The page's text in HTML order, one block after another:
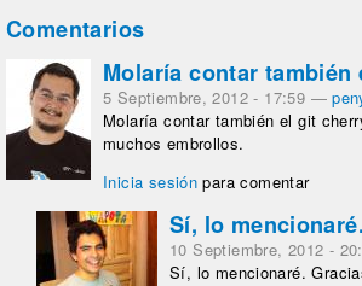
Comentarios
Molaría contar también
5 Septiembre, 2012 - 17:59 —
Molaría contar también el git
muchos embrollos.
Inicia sesión para comentar
Sí, lo
10 Septiembre, 2012 -
Sí, lo mencionaré.